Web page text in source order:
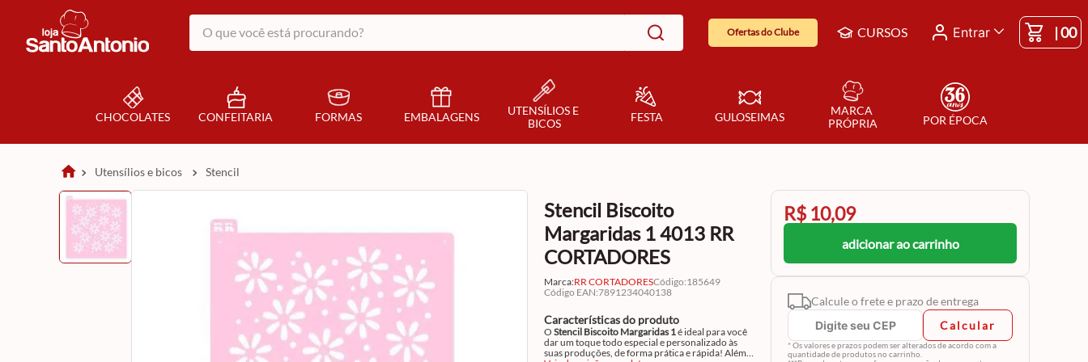
O que você está procurando?
Ofertas do Clube CURSOS Entrar |00
CHOCOLATES CONFEITARIA FORMAS EMBALAGENS
UTENSÍLIOS E
BICOS
FESTA GULOSEIMAS
MARCA
PRÓPRIA
POR ÉPOCA
utensílios e bicos stencil
Stencil Biscoito
Margaridas 1 4013 RR
CORTADORES
Marca:RR CORTADORESCódigo:185649
Código EAN:7891234040138
Características do produto
O Stencil Biscoito Margaridas 1é ideal para você
dar um toque todo especial e personalizado às
suas produções, de forma prática e rápida! Além
R$ 10,09
adicionar ao carrinho
Calcule o frete e prazo de entrega
Calcular
* Os valores e prazos podem ser alterados de acordo com a
quantidade de produtos no carrinho.